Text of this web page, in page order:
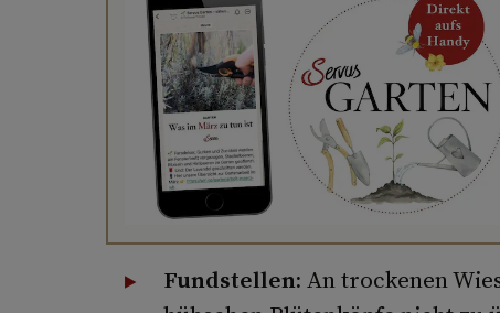
Fundstellen: An trockenen